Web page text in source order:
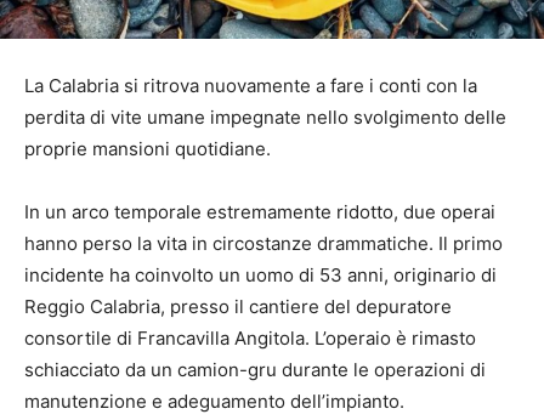
La Calabria si ritrova nuovamente a fare i conti con la
perdita di vite umane impegnate nello svolgimento delle
proprie mansioni quotidiane.
In un arco temporale estremamente ridotto, due operai
hanno perso la vita in circostanze drammatiche. Il primo
incidente ha coinvolto un uomo di 53 anni, originario di
Reggio Calabria, presso il cantiere del depuratore
consortile di Francavilla Angitola. L’operaio è rimasto
schiacciato da un camion-gru durante le operazioni di
manutenzione e adeguamento dell’impianto.